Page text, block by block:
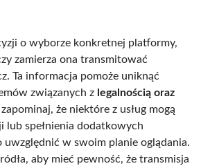
o wyborze konkretnej platformy,
zamierza ona transmitować
Ta informacja pomoże uniknąć
związanych z legalnością oraz
że niektóre z usług mogą
lub spełnienia dodatkowych
w swoim planie oglądania.
aby mieć pewność, że transmisja